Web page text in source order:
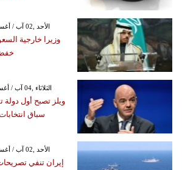
GMT 20:19 2026 الأحد ,02 آب / أغسطس
وزيرا خارجية
GMT 02:26 2026 الثلاثاء ,04 آب / أغسطس
ويلز تصبح أول دولة
سباق انتخابات
GMT 13:55 2026 الأحد ,02 آب / أغسطس
إيران تنفي